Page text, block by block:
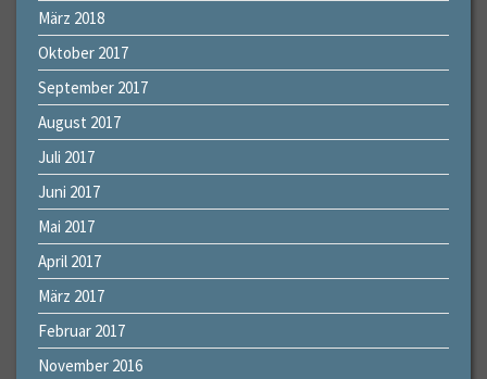
März 2018
Oktober 2017
September 2017
August 2017
Juli 2017
Juni 2017
Mai 2017
April 2017
März 2017
Februar 2017
November 2016